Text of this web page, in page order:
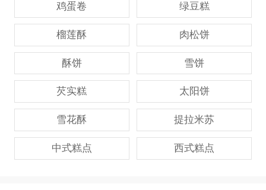
鸡蛋卷 绿豆糕
榴莲酥 肉松饼
酥饼 雪饼
芡实糕 太阳饼
雪花酥 提拉米苏
中式糕点 西式糕点